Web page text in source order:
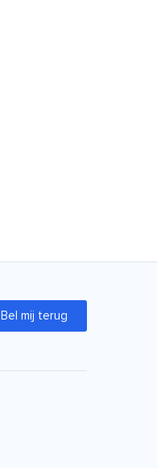
Bel mij terug